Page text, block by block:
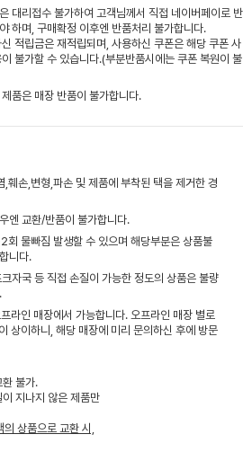
대리접수 불가하여 고객님께서 직접 네이버페이로 반
하며, 구매확정 이후엔 반품처리 불가합니다.
적립금은 재적립되며, 사용하신 쿠폰은 해당 쿠폰 사
불가할 수 있습니다.(부분반품시에는 쿠폰 복원이 불
품은 매장 반품이 불가합니다.
훼손,변형,파손 및 제품에 부착된 택을 제거한 경
엔 교환/반품이 불가합니다.
회 물빠짐 발생할 수 있으며 해당부분은 상품불
니다.
자국 등 직접 손질이 가능한 정도의 상품은 불량
라인 매장에서 가능합니다. 오프라인 매장 별로
상이하니, 해당 매장에 미리 문의하신 후에 방문
불가.
지나지 않은 제품만
상품으로 교환 시,